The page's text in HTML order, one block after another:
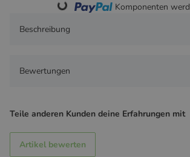
Loading...
Komponenten
Beschreibung
Bewertungen
Teile anderen Kunden deine Erfahrungen mit
Artikel bewerten